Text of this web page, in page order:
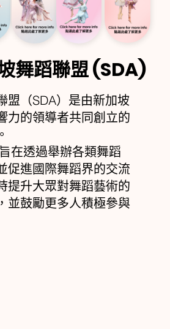
舞蹈聯盟 (SDA)
盟（SDA）是由新加坡
力的領導者共同創立的
在透過舉辦各類舞蹈
促進國際舞蹈界的交流
提升大眾對舞蹈藝術的
並鼓勵更多人積極參與